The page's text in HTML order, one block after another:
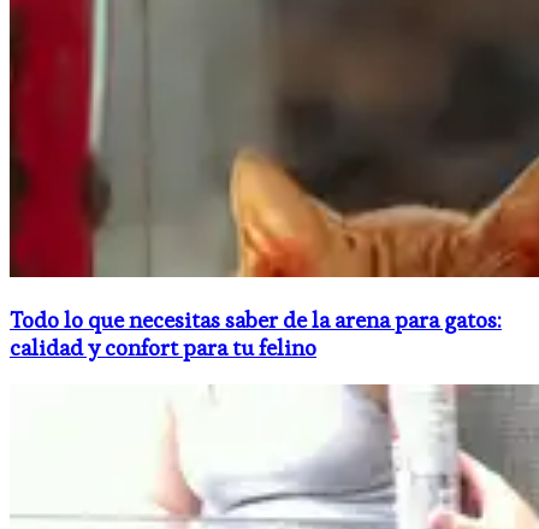
Todo lo que necesitas saber de la arena para gatos:
calidad y confort para tu felino